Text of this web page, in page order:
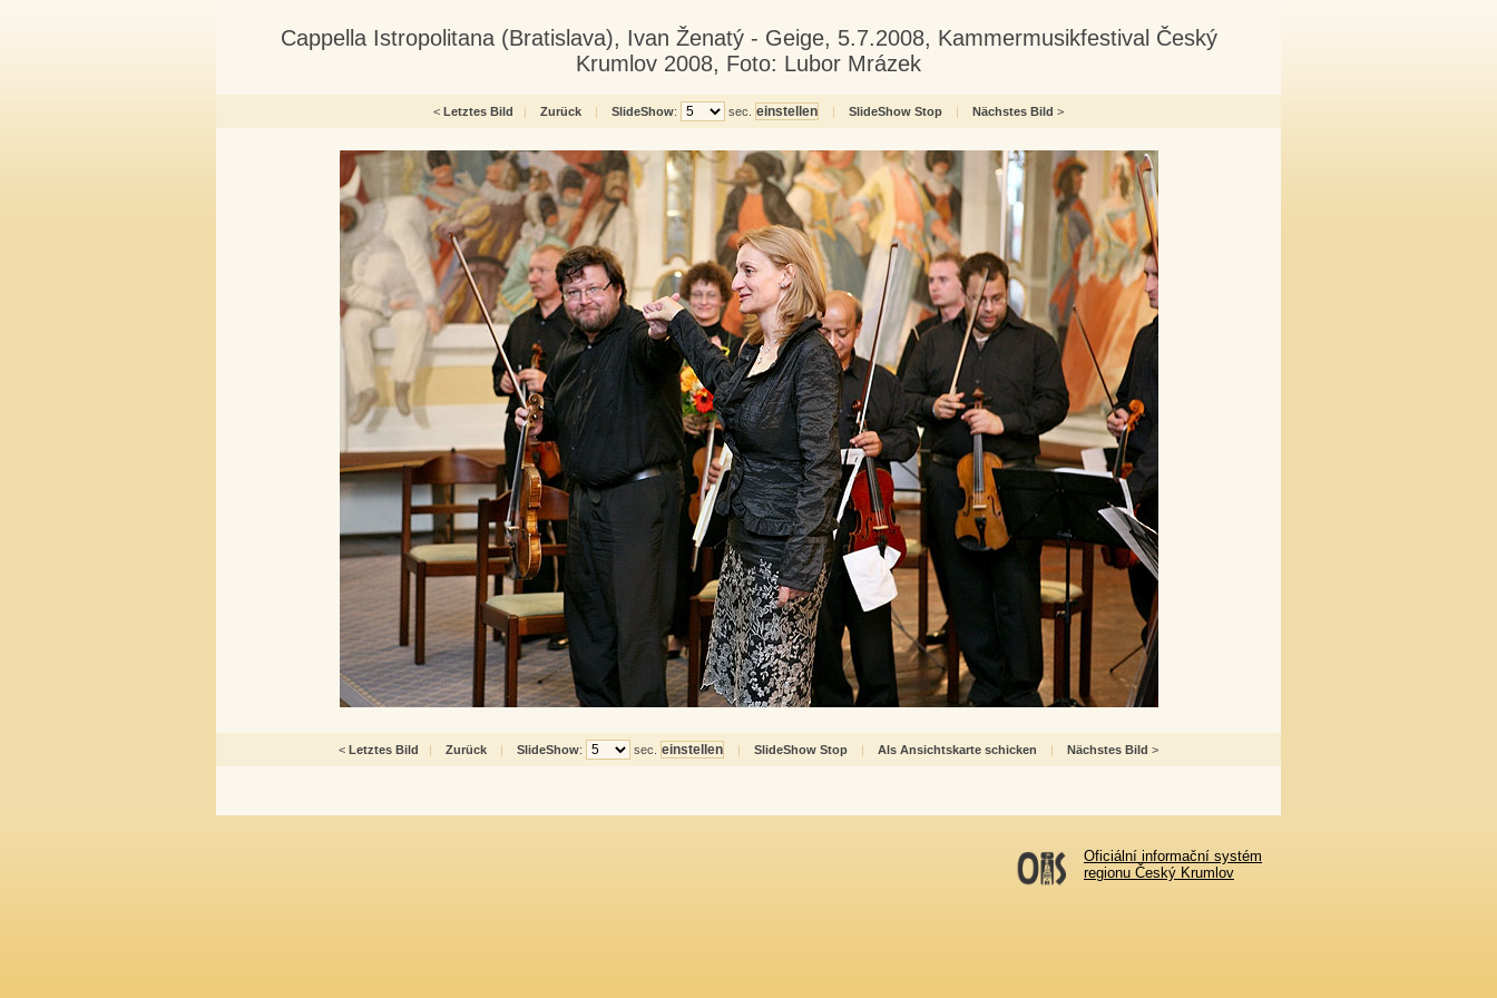
Cappella Istropolitana (Bratislava), Ivan Ženatý - Geige, 5.7.2008, Kammermusikfestival Český
Krumlov 2008, Foto: Lubor Mrázek
< Letztes Bild | Zurück | SlideShow: sec. | SlideShow Stop | Nächstes Bild >
< Letztes Bild | Zurück | SlideShow: sec. | SlideShow Stop | Als Ansichtskarte schicken | Nächstes Bild >
Oficiální informační systém
regionu Český Krumlov